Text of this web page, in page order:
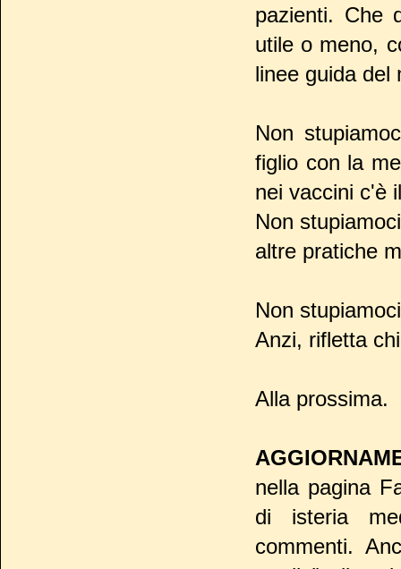
pazienti. Che
utile o meno,
linee guida del
Non
figlio con la
nei vaccini c'è
Non
altre pratiche
Non
Anzi, rifletta
Alla prossima.
nella pagina
di isteria
commenti.